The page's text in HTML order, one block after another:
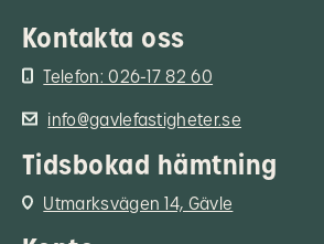
Kontakta oss
Telefon: 026-17 82 60
info@gavlefastigheter.se
Tidsbokad hämtning
Utmarksvägen 14, Gävle